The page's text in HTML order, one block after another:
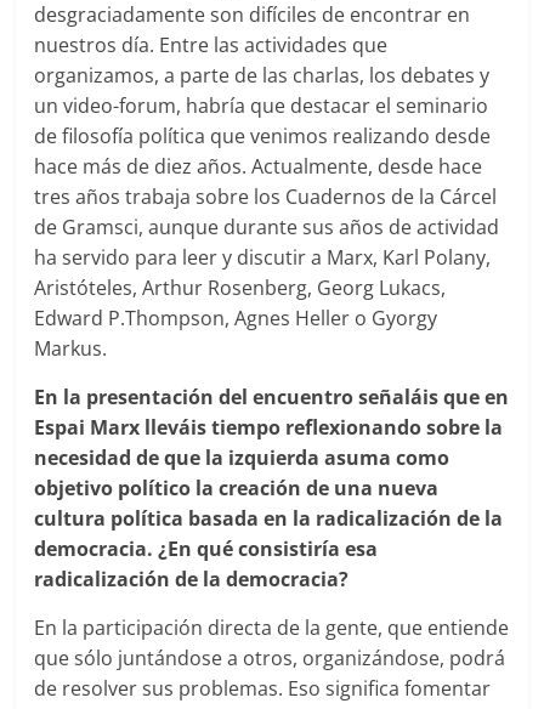
desgraciadamente son difíciles de encontrar en
nuestros día. Entre las actividades que
organizamos, a parte de las charlas, los debates y
un video-forum, habría que destacar el seminario
de filosofía política que venimos realizando desde
hace más de diez años. Actualmente, desde hace
tres años trabaja sobre los Cuadernos de la Cárcel
de Gramsci, aunque durante sus años de actividad
ha servido para leer y discutir a Marx, Karl Polany,
Aristóteles, Arthur Rosenberg, Georg Lukacs,
Edward P.Thompson, Agnes Heller o Gyorgy
Markus.
En la presentación del encuentro señaláis que en
Espai Marx lleváis tiempo reflexionando sobre la
necesidad de que la izquierda asuma como
objetivo político la creación de una nueva
cultura política basada en la radicalización de la
democracia. ¿En qué consistiría esa
radicalización de la democracia?
En la participación directa de la gente, que entiende
que sólo juntándose a otros, organizándose, podrá
de resolver sus problemas. Eso significa fomentar